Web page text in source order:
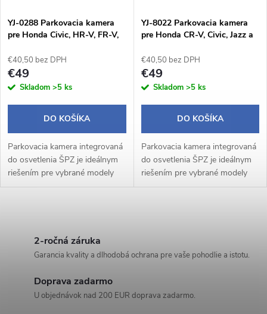
e
p
r
d
u
s
p
r
o
d
u
k
YJ-0288 Parkovacia kamera
pre Honda Civic, HR-V, FR-V,
€40,50 bez DPH
€49
Skladom >5 ks
DO KOŠÍKA
Parkovacia kamera integrovaná
do osvetlenia ŠPZ je ideálnym
riešením pre vybrané modely
vozidiel Honda. Táto inovatívna
YJ-8022 Parkovacia kamera
pre Honda CR-V, Civic, Jazz a
€40,50 bez DPH
€49
Skladom >5 ks
DO KOŠÍKA
Parkovacia kamera integrovaná
do osvetlenia ŠPZ je ideálnym
riešením pre vybrané modely
vozidiel Honda. Táto inovatívna
2-ročná záruka
Garancia kvality a dlhodobá ochrana pre vaše pohodlie a istotu.
Doprava zadarmo
U objednávok nad 200 EUR doprava zadarmo.